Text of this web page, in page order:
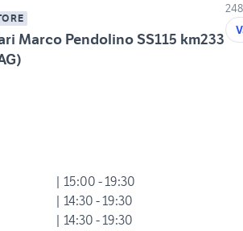
Marco Pendolino SS115 km233
| 15:00 - 19:30
| 14:30 - 19:30
| 14:30 - 19:30